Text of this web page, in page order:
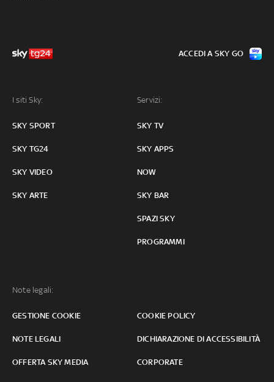
I siti Sky:
SKY SPORT
SKY TG24
SKY VIDEO
SKY ARTE
Servizi:
SKY TV
SKY APPS
NOW
SKY BAR
SPAZI SKY
PROGRAMMI
Note legali:
GESTIONE COOKIE COOKIE POLICY
NOTE LEGALI DICHIARAZIONE DI ACCESSIBILITÀ
OFFERTA SKY MEDIA CORPORATE
ACCEDI A SKY GO